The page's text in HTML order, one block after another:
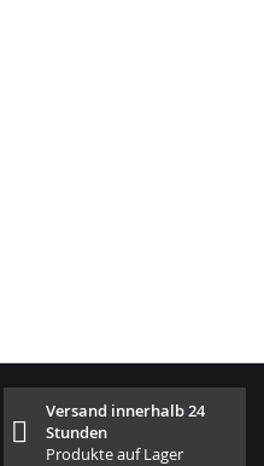
Versand innerhalb 24
Stunden
Produkte auf Lager